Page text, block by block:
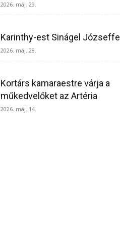
2026. máj. 29.
Karinthy-est Sinágel Józseffel
2026. máj. 28.
Kortárs kamaraestre várja a
műkedvelőket az Artéria
2026. máj. 14.